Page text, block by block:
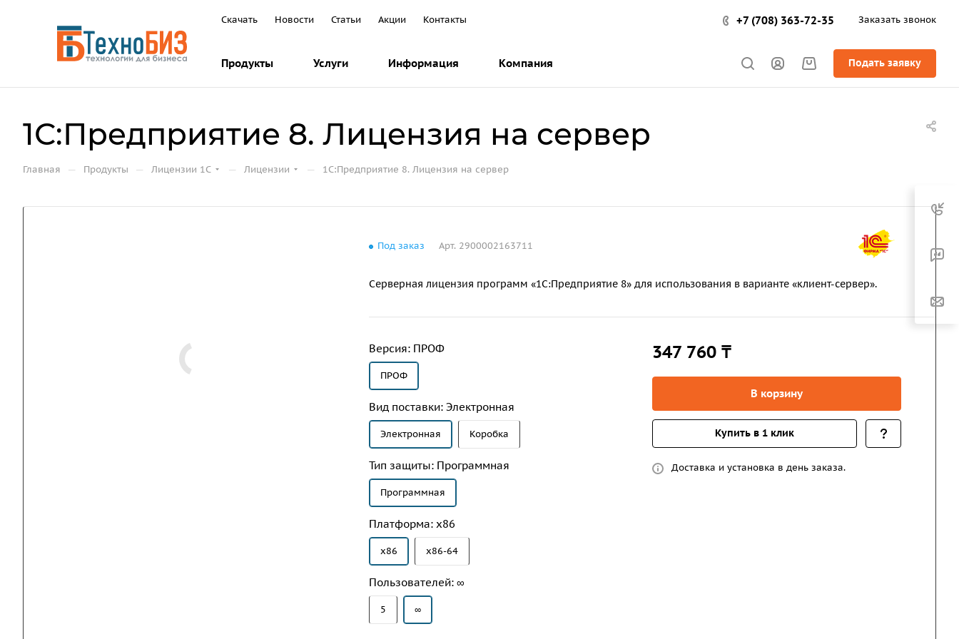
Скачать Новости Статьи Акции Контакты +7 (708) 363-72-35 Заказать звонок
Продукты Услуги Информация Компания Подать заявку
1С:Предприятие 8. Лицензия на сервер
Главная — Продукты — Лицензии 1С — Лицензии — 1С:Предприятие 8. Лицензия на сервер
Под заказ Арт. 2900002163711
Серверная лицензия программ «1С:Предприятие 8» для использования в варианте «клиент-сервер».
Версия: ПРОФ
ПРОФ
Вид поставки: Электронная
Электронная Коробка
Тип защиты: Программная
Программная
Платформа: x86
x86 x86-64
Пользователей: ∞
5 ∞
347 760 ₸
В корзину
Купить в 1 клик
Доставка и установка в день заказа.